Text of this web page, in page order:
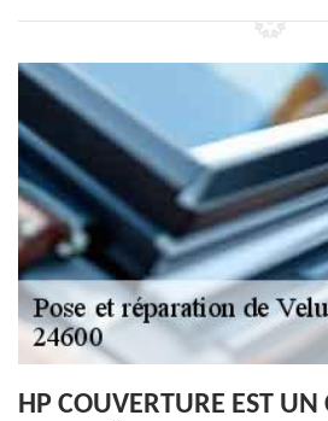
HP COUVERTURE EST UN